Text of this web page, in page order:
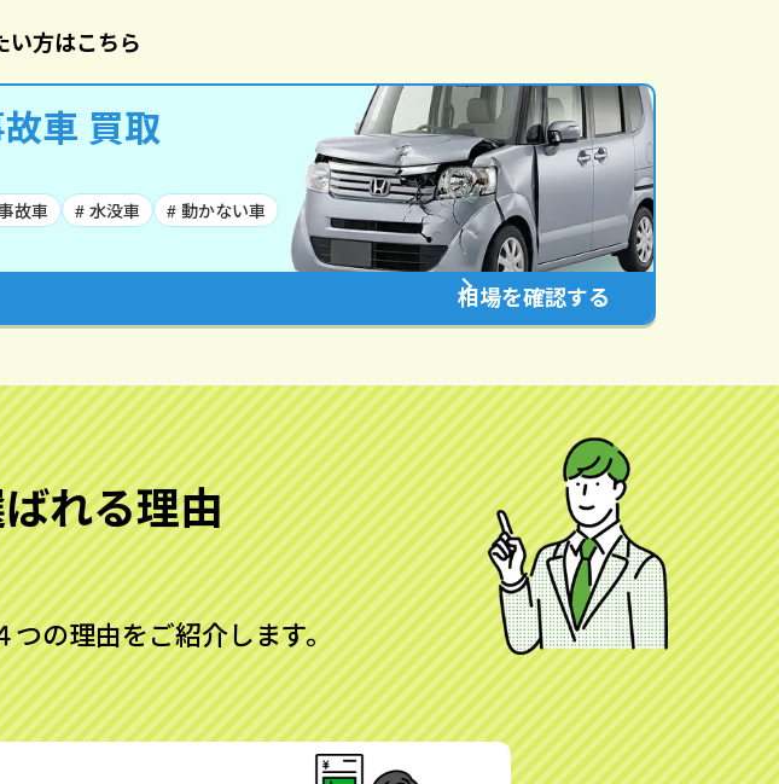
い方はこちら
車 買取
故車 # 水没車 # 動かない車
相場を確認する
れる理由
の理由をご紹介します。